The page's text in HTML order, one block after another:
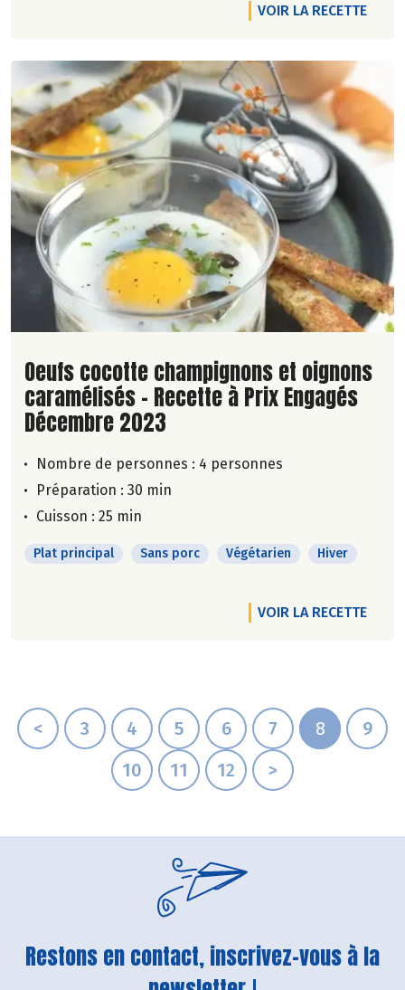
VOIR LA RECETTE
Lire la suite de la recette
Oeufs cocotte champignons et oignons
caramélisés - Recette à Prix Engagés
Décembre 2023
Nombre de personnes : 4 personnes
Préparation : 30 min
Cuisson : 25 min
Plat principal Sans porc Végétarien Hiver
VOIR LA RECETTE
< 3 4 5 6 7 8
9
10
11 12 >
Restons en contact, inscrivez-vous à la